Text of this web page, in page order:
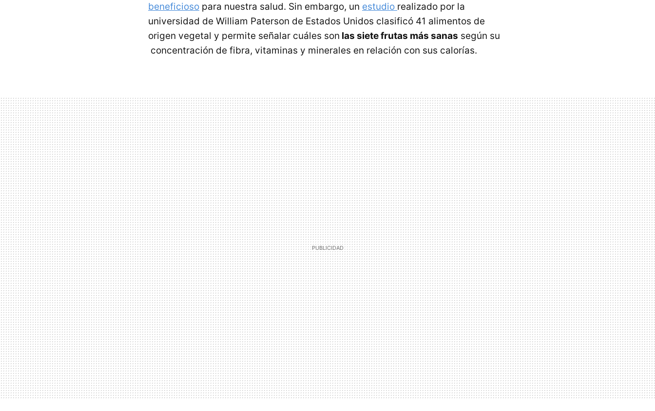
beneficioso para nuestra salud. Sin embargo, un estudio realizado por la
universidad de William Paterson de Estados Unidos clasificó 41 alimentos de
origen vegetal y permite señalar cuáles son las siete frutas más sanas según su
concentración de fibra, vitaminas y minerales en relación con sus calorías.